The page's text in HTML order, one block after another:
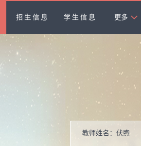
招生信息 学生信息 更多
教师姓名： 伏煦